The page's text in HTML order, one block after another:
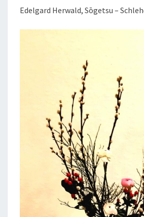
Edelgard Herwald, Sōgetsu –